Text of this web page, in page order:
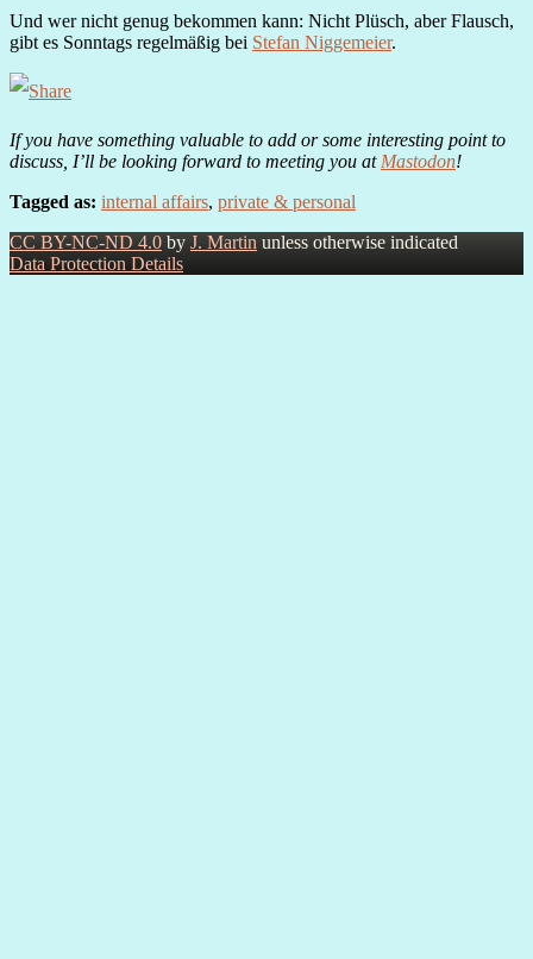
Und wer nicht genug bekommen kann: Nicht Plüsch, aber Flausch,
gibt es Sonntags regelmäßig bei Stefan Niggemeier.
If you have something valuable to add or some interesting point to
discuss, I’ll be looking forward to meeting you at Mastodon!
Tagged as: internal affairs, private & personal
CC BY-NC-ND 4.0 by J. Martin unless otherwise indicated
Data Protection Details